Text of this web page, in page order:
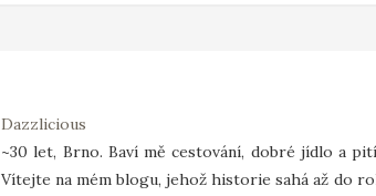
Dazzlicious
~30 let, Brno. Baví mě cestování, dobré jídlo a
Vítejte na mém blogu, jehož historie sahá až do